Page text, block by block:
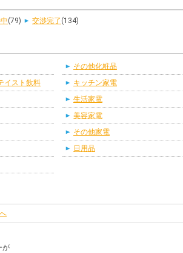
(79) 交渉完了 (134)
イスト飲料
その他化粧品
キッチン家電
生活家電
美容家電
その他家電
日用品
が